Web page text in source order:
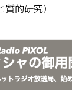
的研究）